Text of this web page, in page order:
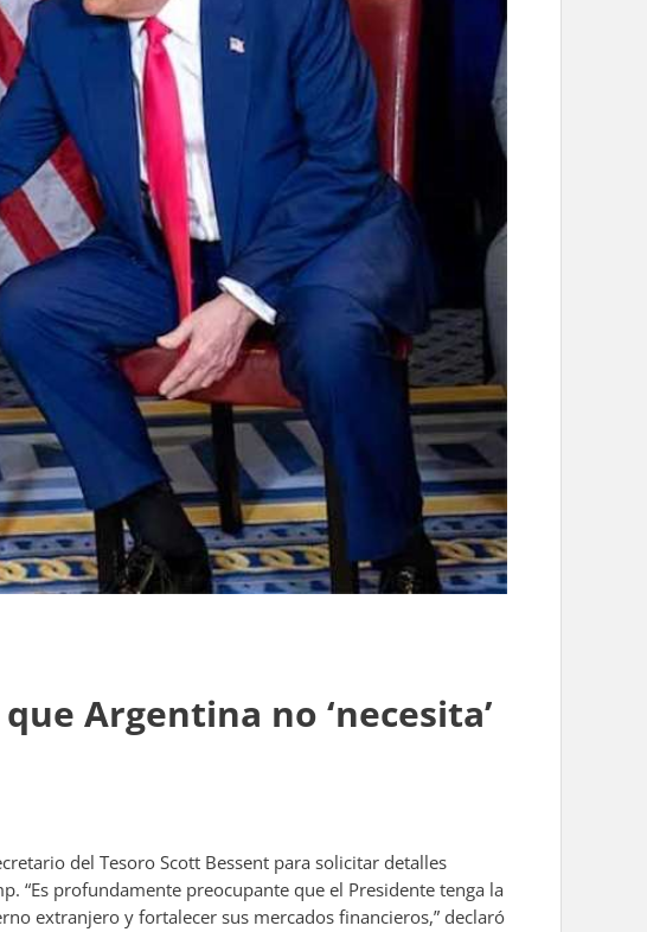
Argentina no ‘necesita’
del Tesoro Scott Bessent para solicitar detalles
“Es profundamente preocupante que el Presidente tenga la
extranjero y fortalecer sus mercados financieros,” declaró